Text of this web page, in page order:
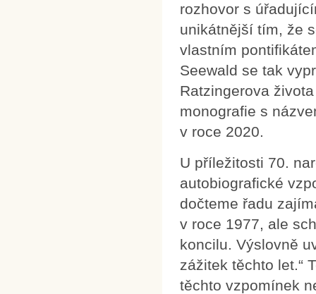
rozhovor s
unikátnější tím, že
vlastním
Seewald se tak
Ratzingerova
monografie s
v roce 2020.
U příležitosti 70.
autobiografické
dočteme řadu
v roce 1977, ale
koncilu. Výslovně
zážitek těchto let.“
těchto vzpomínek